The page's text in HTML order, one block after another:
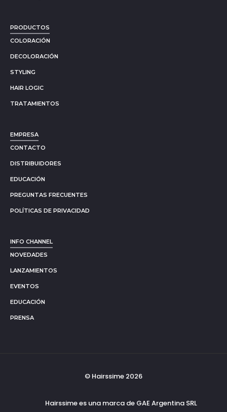
PRODUCTOS
COLORACIÓN
DECOLORACIÓN
STYLING
HAIR LOGIC
TRATAMIENTOS
EMPRESA
CONTACTO
DISTRIBUIDORES
EDUCACIÓN
PREGUNTAS FRECUENTES
POLÍTICAS DE PRIVACIDAD
INFO CHANNEL
NOVEDADES
LANZAMIENTOS
EVENTOS
EDUCACIÓN
PRENSA
© Hairssime 2026
Hairssime es una marca de GAE Argentina SRL